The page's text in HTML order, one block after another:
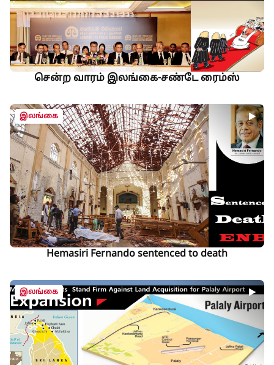
சென்ற வாரம் இலங்கை-சண்டே ரைம்ஸ்
இலங்கை
Hemasiri Fernando sentenced to death
இலங்கை